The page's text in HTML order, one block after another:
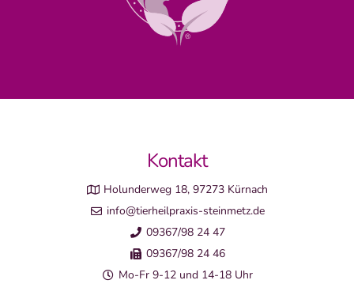
Kontakt
Holunderweg 18, 97273 Kürnach
info@tierheilpraxis-steinmetz.de
09367/98 24 47
09367/98 24 46
Mo-Fr 9-12 und 14-18 Uhr